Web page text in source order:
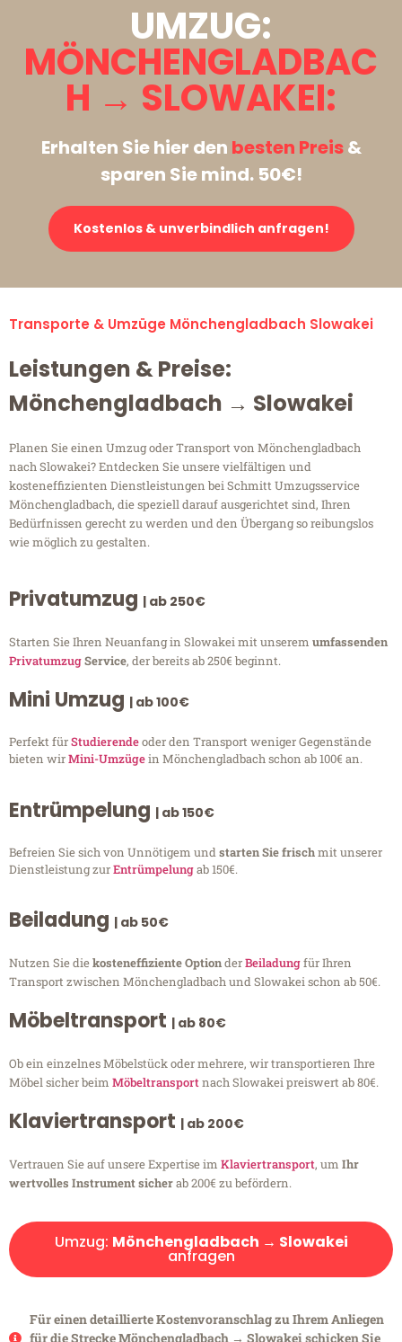
UMZUG:
MÖNCHENGLADBAC
H → SLOWAKEI:
Erhalten Sie hier den besten Preis&
sparen Sie mind. 50€!
Kostenlos & unverbindlich anfragen!
Transporte & Umzüge Mönchengladbach Slowakei
Leistungen & Preise:
Mönchengladbach → Slowakei
Planen Sie einen Umzug oder Transport von Mönchengladbach
nach Slowakei? Entdecken Sie unsere vielfältigen und
kosteneffizienten Dienstleistungen bei Schmitt Umzugsservice
Mönchengladbach, die speziell darauf ausgerichtet sind, Ihren
Bedürfnissen gerecht zu werden und den Übergang so reibungslos
wie möglich zu gestalten.
Privatumzug | ab 250€
Starten Sie Ihren Neuanfang in Slowakei mit unserem umfassenden
PrivatumzugService, der bereits ab 250€ beginnt.
Mini Umzug | ab 100€
Perfekt fürStudierendeoder den Transport weniger Gegenstände
bieten wirMini-Umzügein Mönchengladbach schon ab 100€ an.
Entrümpelung | ab 150€
Befreien Sie sich von Unnötigem undstarten Sie frischmit unserer
Dienstleistung zurEntrümpelungab 150€.
Beiladung | ab 50€
Nutzen Sie diekosteneffiziente OptionderBeiladungfür Ihren
Transport zwischen Mönchengladbach und Slowakei schon ab 50€.
Möbeltransport | ab 80€
Ob ein einzelnes Möbelstück oder mehrere, wir transportieren Ihre
Möbel sicher beim Möbeltransportnach Slowakei preiswert ab 80€.
Klaviertransport | ab 200€
Vertrauen Sie auf unsere Expertise im Klaviertransport, um Ihr
wertvolles Instrument sicherab 200€ zu befördern.
Umzug: Mönchengladbach → Slowakei
anfragen
Für einen detaillierte Kostenvoranschlag zu Ihrem Anliegen
für die Strecke Mönchengladbach → Slowakei schicken Sie